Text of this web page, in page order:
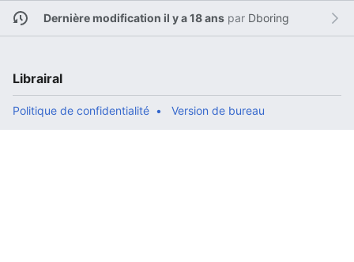
Dernière modification il y a 18 anspar Dboring
Librairal
Politique de confidentialité Version de bureau